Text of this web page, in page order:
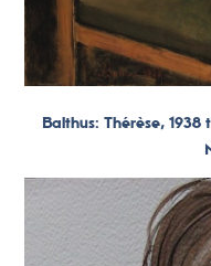
Balthus: Thérèse,